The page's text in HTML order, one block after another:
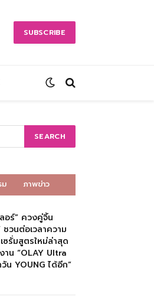
SUBSCRIBE
ม ภาพข่าว
อร์” ควงคู่จิ้น
วนต่อเวลาความ
ซรั่มสูตรใหม่ล่าสุด
าน “OLAY Ultra
น YOUNG ได้อีก”